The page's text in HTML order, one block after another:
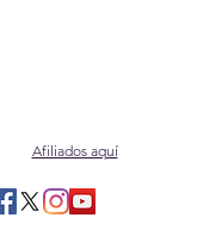
Afiliados aquí